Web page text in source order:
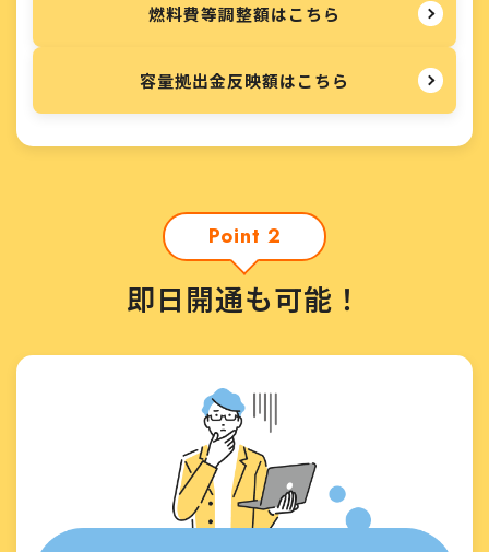
燃料費等調整額はこちら
容量拠出金反映額はこちら
Point 2
即日開通も可能！